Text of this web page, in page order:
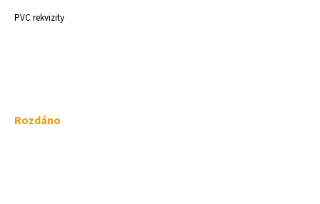
PVC rekvizity
Měrná
Rozdáno
a